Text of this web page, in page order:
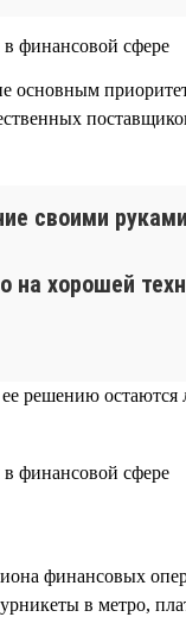
основным
своими
хорошей
решению
финансовых
в метро,